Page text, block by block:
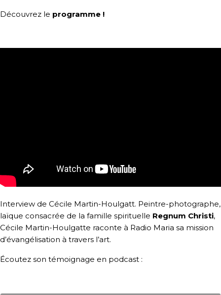
Découvrez le programme !
Interview de Cécile Martin-Houlgatt. Peintre-photographe,
laïque consacrée de la famille spirituelle Regnum Christi,
Cécile Martin-Houlgatte raconte à Radio Maria sa mission
d’évangélisation à travers l’art.
Écoutez son témoignage en podcast :